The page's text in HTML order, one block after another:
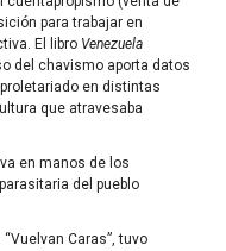
para trabajar en
El libro Venezuela
del chavismo aporta datos
en distintas
que atravesaba
en manos de los
del pueblo
Caras”, tuvo